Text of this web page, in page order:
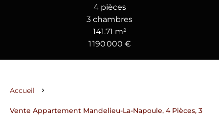
4 pièces
3 chambres
141.71 m²
1 190 000 €
Accueil
Vente Appartement Mandelieu-La-Napoule, 4 Pièces, 3